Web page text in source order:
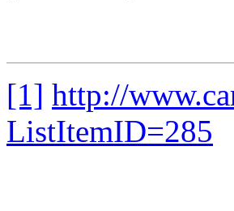
[1] http://
ListItemID=285